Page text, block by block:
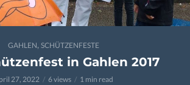
GAHLEN, SCHÜTZENFESTE
in Gahlen 2017
27, 2022 6 views 1 min read